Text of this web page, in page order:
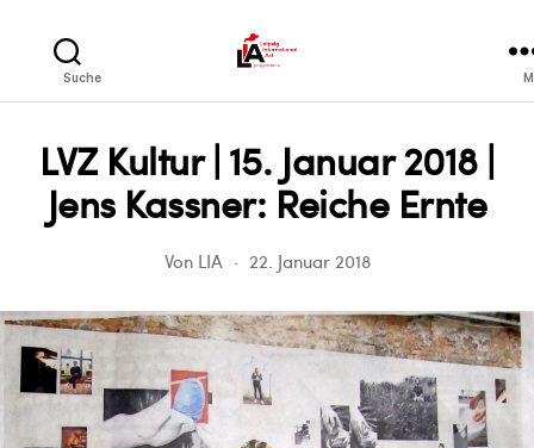
Suche
LVZ Kultur | 15. Januar 2018 |
Jens Kassner: Reiche Ernte
Von LIA 22. Januar 2018